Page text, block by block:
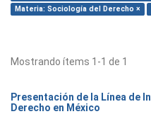
Materia: Sociología del Derecho ×
Mostrando ítems 1-1 de 1
Presentación de la Línea de
Derecho en México